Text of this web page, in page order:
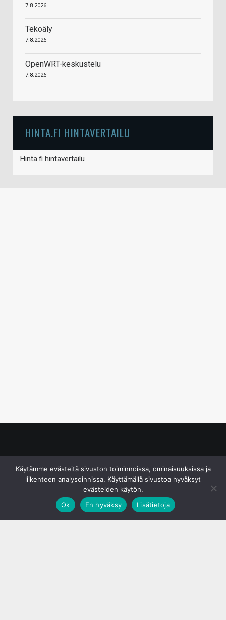
7.8.2026
Tekoäly
7.8.2026
OpenWRT-keskustelu
7.8.2026
HINTA.FI HINTAVERTAILU
Hinta.fi hintavertailu
Käytämme evästeitä sivuston toiminnoissa, ominaisuuksissa ja
liikenteen analysoinnissa. Käyttämällä sivustoa hyväksyt
evästeiden käytön.
Ok
En hyväksy Lisätietoja